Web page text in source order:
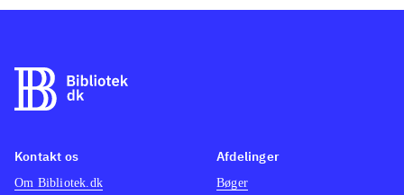
Kontakt os
Om Bibliotek.dk
Afdelinger
Bøger